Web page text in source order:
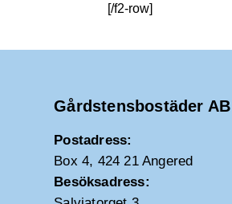
[/f2-row]
Gårdstensbostäder AB
Postadress:
Box 4, 424 21 Angered
Besöksadress: